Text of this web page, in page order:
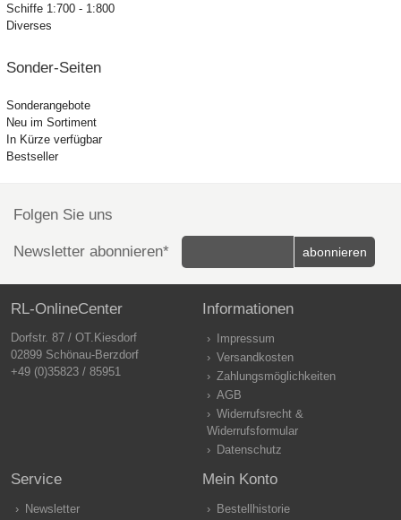
Schiffe 1:700 - 1:800
Diverses
Sonder-Seiten
Sonderangebote
Neu im Sortiment
In Kürze verfügbar
Bestseller
Folgen Sie uns
Newsletter abonnieren*
RL-OnlineCenter
Dorfstr. 87 / OT.Kiesdorf
02899 Schönau-Berzdorf
+49 (0)35823 / 85951
Informationen
Impressum
Versandkosten
Zahlungsmöglichkeiten
AGB
Widerrufsrecht &
Widerrufsformular
Datenschutz
Service
Newsletter
Mein Konto
Bestellhistorie